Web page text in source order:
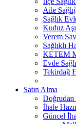
Aile
Sağlık
Kuduz
Verem
Sağlıklı
KETEM
Evde
Tekirdağ
Satın Alma
Doğrudan
İhale
Güncel